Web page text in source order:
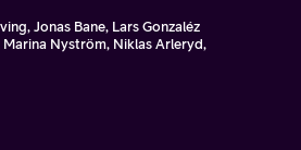
Jonas Bane, Lars Gonzaléz
Nyström, Niklas Arleryd,